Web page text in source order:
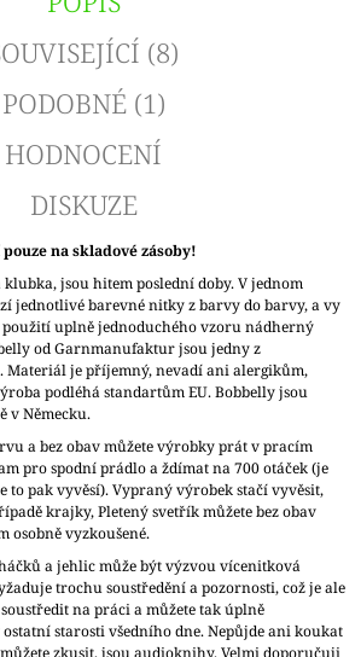
(8)
PODOBNÉ (1)
HODNOCENÍ
DISKUZE
na skladové zásoby!
jsou hitem poslední doby. V jednom
jednotlivé barevné nitky z barvy do barvy, a vy
uplně jednoduchého vzoru nádherný
od Garnmanufaktur jsou jedny z
je příjemný, nevadí ani alergikům,
podléhá standartům EU. Bobbelly jsou
v Německu.
a bez obav můžete výrobky prát v pracím
pro spodní prádlo a ždímat na 700 otáček (je
to pak vyvěsí). Vypraný výrobek stačí vyvěsit,
krajky, Pletený svetřík můžete bez obav
osobně vyzkoušené.
a jehlic může být výzvou vícenitková
trochu soustředění a pozornosti, což je ale
na práci a můžete tak úplně
starosti všedního dne. Nepůjde ani koukat